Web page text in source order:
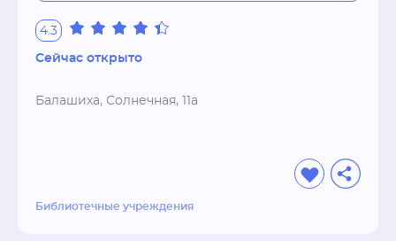
4.3
Сейчас открыто
Балашиха, Солнечная, 11а
Библиотечные учреждения